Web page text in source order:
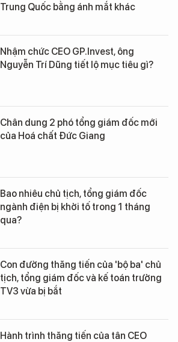
Trung Quốc bằng ánh mắt khác
Nhậm chức CEO GP.Invest, ông
Nguyễn Trí Dũng tiết lộ mục tiêu gì?
Chân dung 2 phó tổng giám đốc mới
của Hoá chất Đức Giang
Bao nhiêu chủ tịch, tổng giám đốc
ngành điện bị khởi tố trong 1 tháng
qua?
Con đường thăng tiến của 'bộ ba' chủ
tịch, tổng giám đốc và kế toán trưởng
TV3 vừa bị bắt
Hành trình thăng tiến của tân CEO